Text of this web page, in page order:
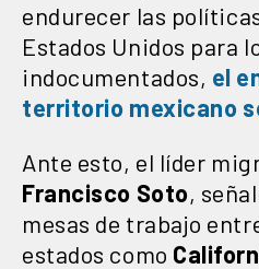
endurecer las
Estados Unidos para
indocumentados, el
territorio mexicano
Ante esto, el líder
Francisco Soto,
mesas de trabajo
estados como